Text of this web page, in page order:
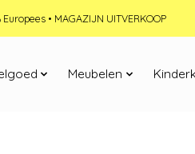
• MAGAZIJN UITVERKOOP
Meubelen